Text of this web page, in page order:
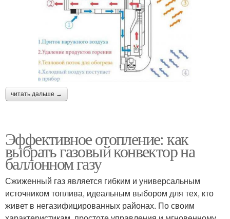
читать дальше →
Эффективное отопление: как
выбрать газовый конвектор на
баллонном газу
Сжиженный газ является гибким и универсальным
источником топлива, идеальным выбором для тех, кто
живет в негазифицированных районах. По своим